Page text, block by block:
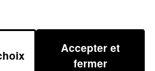
Accepter et
fermer